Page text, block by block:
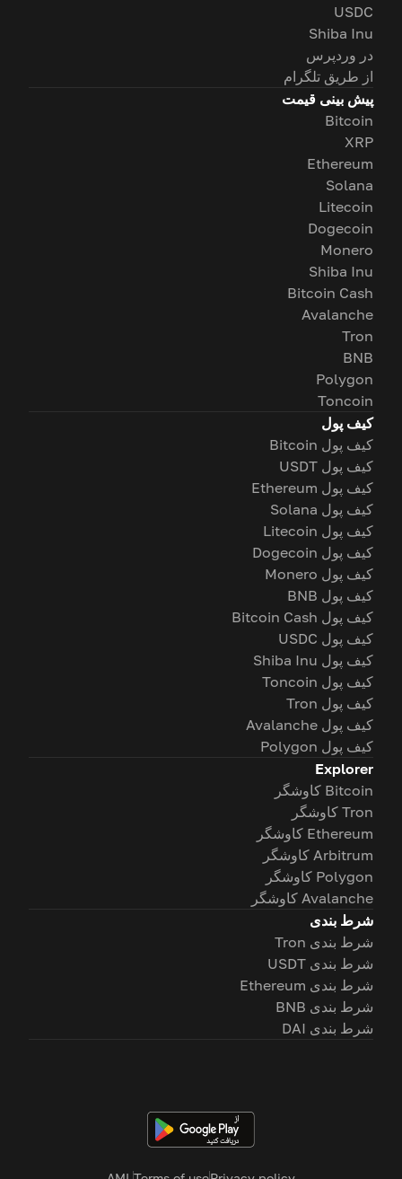
USDC
Shiba Inu
در وردپرس
از طریق تلگرام
پیش بینی قیمت
Bitcoin
XRP
Ethereum
Solana
Litecoin
Dogecoin
Monero
Shiba Inu
Bitcoin Cash
Avalanche
Tron
BNB
Polygon
Toncoin
کیف پول
کیف پول Bitcoin
کیف پول USDT
کیف پول Ethereum
کیف پول Solana
کیف پول Litecoin
کیف پول Dogecoin
کیف پول Monero
کیف پول BNB
کیف پول Bitcoin Cash
کیف پول USDC
کیف پول Shiba Inu
کیف پول Toncoin
کیف پول Tron
کیف پول Avalanche
کیف پول Polygon
Explorer
Bitcoin کاوشگر
Tron کاوشگر
Ethereum کاوشگر
Arbitrum کاوشگر
Polygon کاوشگر
Avalanche کاوشگر
شرط بندی
شرط بندی Tron
شرط بندی USDT
شرط بندی Ethereum
شرط بندی BNB
شرط بندی DAI